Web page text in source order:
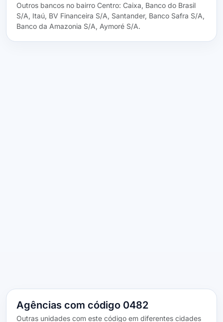
Outros bancos no bairro Centro: Caixa, Banco do Brasil
S/A, Itaú, BV Financeira S/A, Santander, Banco Safra S/A,
Banco da Amazonia S/A, Aymoré S/A.
Agências com código 0482
Outras unidades com este código em diferentes cidades